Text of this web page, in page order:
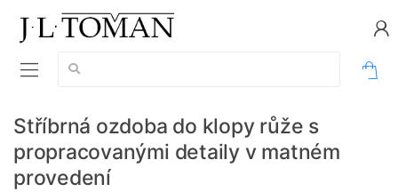
Vyhledávání:
Stříbrná ozdoba do klopy růže s
propracovanými detaily v matném
provedení